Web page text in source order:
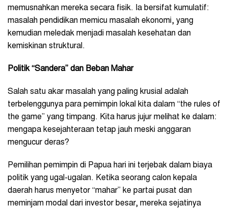
memusnahkan mereka secara fisik. Ia bersifat kumulatif:
masalah pendidikan memicu masalah ekonomi, yang
kemudian meledak menjadi masalah kesehatan dan
kemiskinan struktural.
Politik “Sandera” dan Beban Mahar
Salah satu akar masalah yang paling krusial adalah
terbelenggunya para pemimpin lokal kita dalam “the rules of
the game” yang timpang. Kita harus jujur melihat ke dalam:
mengapa kesejahteraan tetap jauh meski anggaran
mengucur deras?
Pemilihan pemimpin di Papua hari ini terjebak dalam biaya
politik yang ugal-ugalan. Ketika seorang calon kepala
daerah harus menyetor “mahar” ke partai pusat dan
meminjam modal dari investor besar, mereka sejatinya